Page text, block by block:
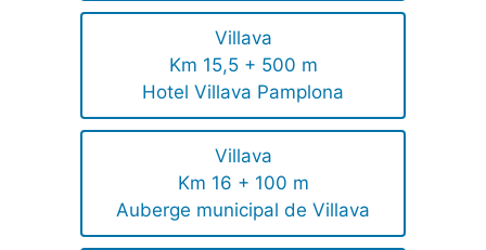
Villava
Km 15,5 + 500 m
Hotel Villava Pamplona
Villava
Km 16 + 100 m
Auberge municipal de Villava